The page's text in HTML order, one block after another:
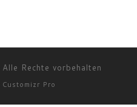
Alle Rechte vorbehalten
Customizr Pro